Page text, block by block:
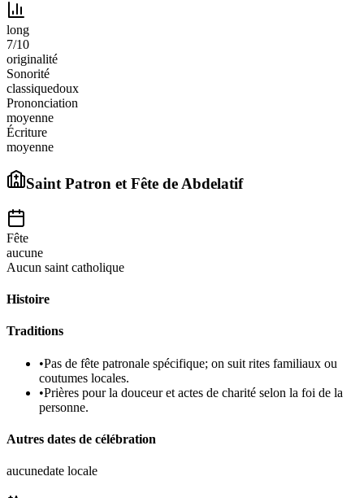
long
7/10
originalité
Sonorité
classiquedoux
Prononciation
moyenne
Écriture
moyenne
Saint Patron et Fête deAbdelatif
Fête
aucune
Aucun saint catholique
Histoire
Traditions
•Pas de fête patronale spécifique; on suit rites familiaux ou
coutumes locales.
•Prières pour la douceur et actes de charité selon la foi de la
personne.
Autres dates de célébration
aucunedate locale